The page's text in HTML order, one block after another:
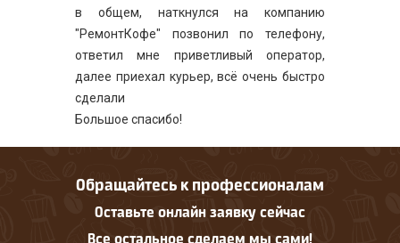
в общем, наткнулся на компанию
"РемонтКофе" позвонил по телефону,
ответил мне приветливый оператор,
далее приехал курьер, всё очень быстро
сделали
Большое спасибо!
Обращайтесь к профессионалам
Оставьте онлайн заявку сейчас
Все остальное сделаем мы сами!